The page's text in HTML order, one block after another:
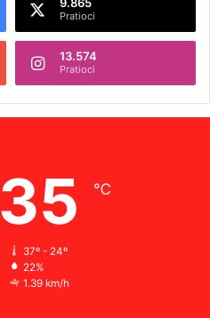
Pratioci
13.574
Pratioci
35 ℃
37º - 24º
22%
1.39 km/h